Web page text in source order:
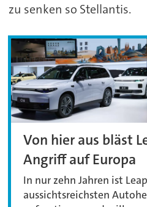
zu senken so Stellantis.
Von hier aus bläst
Angriff auf Europa
In nur zehn Jahren ist
aussichtsreichsten